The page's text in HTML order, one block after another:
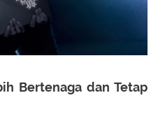
Bertenaga dan Tetap